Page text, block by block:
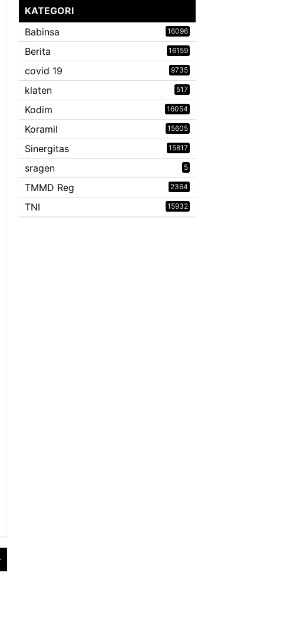
KATEGORI
Babinsa
16096
Berita 16159
covid 19 9735
klaten 517
Kodim 16054
Koramil 15605
Sinergitas 15817
sragen 5
TMMD Reg 2364
TNI 15932